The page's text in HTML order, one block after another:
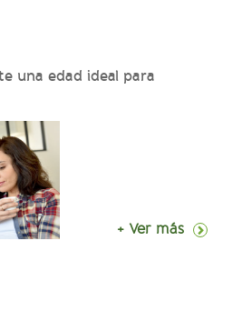
una edad ideal para
+ Ver más